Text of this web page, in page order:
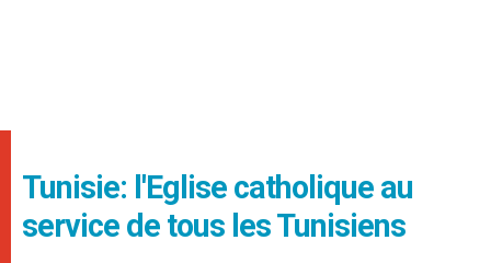
Tunisie: l'Eglise catholique au
service de tous les Tunisiens